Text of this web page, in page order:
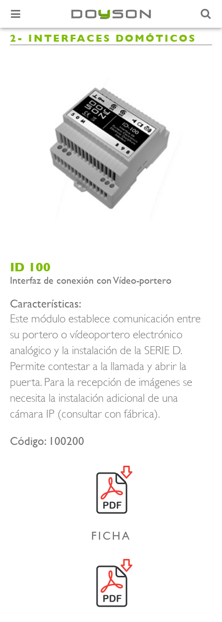
2- INTERFACES DOMÓTICOS
ID 100
Interfaz de conexión con Vídeo-portero
Características:
Este módulo establece comunicación entre
su portero o vídeoportero electrónico
analógico y la instalación de la SERIE D.
Permite contestar a la llamada y abrir la
puerta. Para la recepción de imágenes se
necesita la instalación adicional de una
cámara IP (consultar con fábrica).
Código: 100200
FICHA